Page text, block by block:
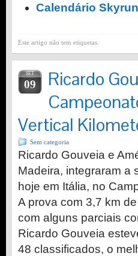
Calendário
Este artigo não tem etiquetas.
SET
09
Ricardo
Vertical
Sem categoria
Ricardo Gouveia e
Madeira, integraram a
hoje em Itália, no
A prova com 3,7 km
com alguns parciais
Ricardo Gouveia
48 classificados, o